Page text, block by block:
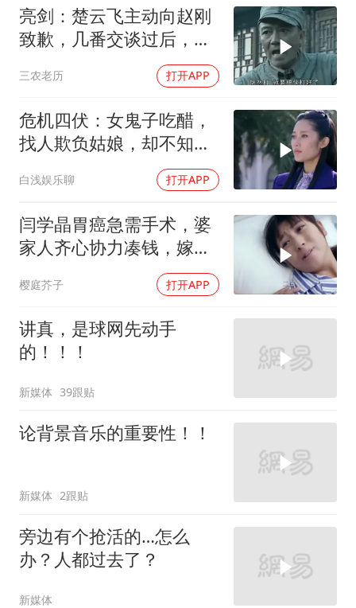
东方之约 相约未来
亮剑：楚云飞主动向赵刚
致歉，几番交谈过后，看
清对方骨子里的热血
三农老历 打开APP
危机四伏：女鬼子吃醋，
找人欺负姑娘，却不知她
白浅娱乐聊 打开APP
闫学晶胃癌急需手术，婆
家人齐心协力凑钱，嫁对
樱庭芥子 打开APP
讲真，是球网先动手
的！！！
新媒体 39跟贴
论背景音乐的重要性！！
新媒体 2跟贴
旁边有个抢活的…怎么
办？人都过去了？
新媒体